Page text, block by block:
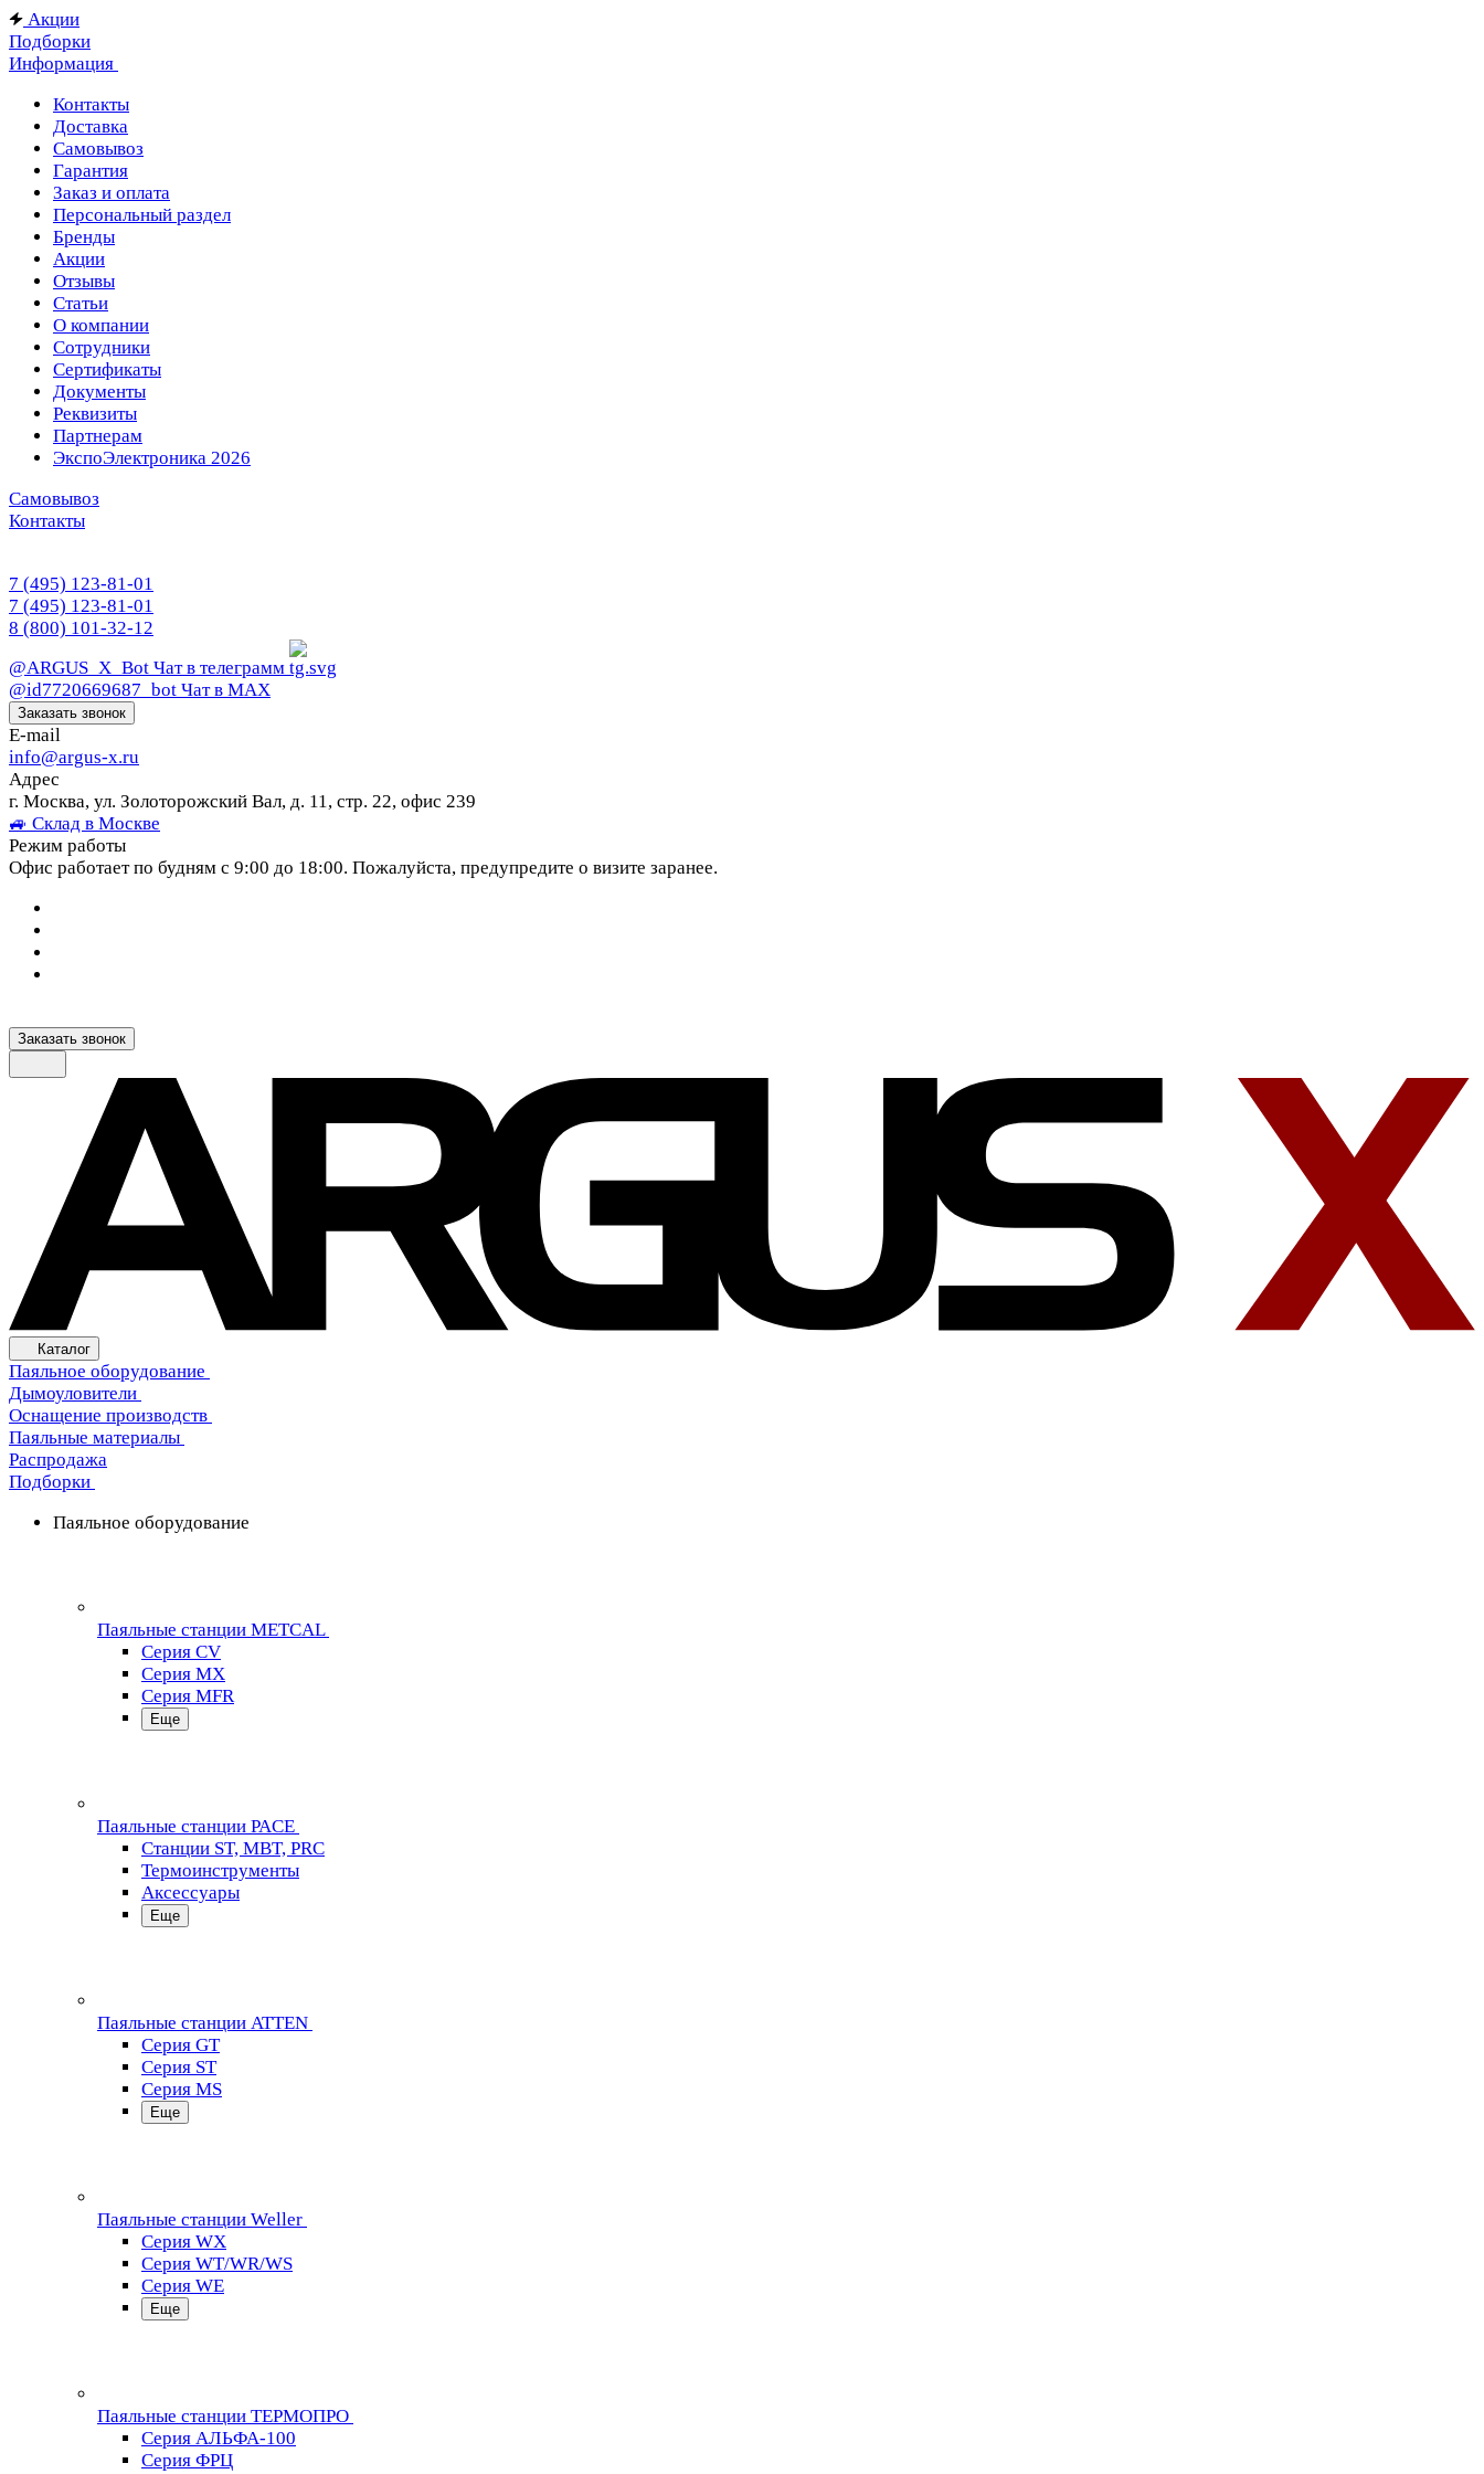
Акции
Подборки
Информация
Контакты
Доставка
Самовывоз
Гарантия
Заказ и оплата
Персональный раздел
Бренды
Акции
Отзывы
Статьи
О компании
Сотрудники
Сертификаты
Документы
Реквизиты
Партнерам
ЭкспоЭлектроника 2026
Самовывоз
Контакты
7 (495) 123-81-01
7 (495) 123-81-01
8 (800) 101-32-12
@ARGUS_X_Bot Чат в телеграмм
@id7720669687_bot Чат в МАХ
Заказать звонок
E-mail
info@argus-x.ru
Адрес
г. Москва, ул. Золоторожский Вал, д. 11, стр. 22, офис 239
🚙 Склад в Москве
Режим работы
Офис работает по будням с 9:00 до 18:00. Пожалуйста, предупредите о визите заранее.
Заказать звонок
Каталог
Паяльное оборудование
Дымоуловители
Оснащение производств
Паяльные материалы
Распродажа
Подборки
Паяльное оборудование
Паяльные станции METCAL
Серия CV
Серия MX
Серия MFR
Еще
Паяльные станции PACE
Станции ST, MBT, PRC
Термоинструменты
Аксессуары
Еще
Паяльные станции ATTEN
Серия GT
Серия ST
Серия MS
Еще
Паяльные станции Weller
Серия WX
Серия WT/WR/WS
Серия WE
Еще
Паяльные станции ТЕРМОПРО
Серия АЛЬФА-100
Серия ФРЦ